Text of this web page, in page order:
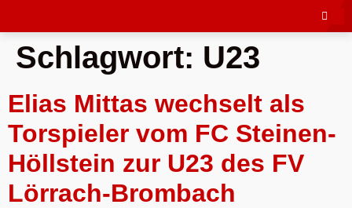
Schlagwort: U23
Elias Mittas wechselt als
Torspieler vom FC Steinen-
Höllstein zur U23 des FV
Lörrach-Brombach